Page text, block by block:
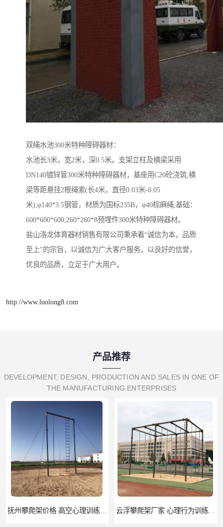
双绳水池300米特种障碍器材：
水池长3米，宽2米，深0.5米。支架立柱及横梁采用
DN140镀锌管300米特种障碍器材，基座用C20砼浇筑;横
梁等距悬挂2根绳索(长4米，直径0.03米-0.05
米);φ140*3.5钢管，材质为国标235B，φ40棕麻绳;基础：
600*600*600;260*260*8预埋件300米特种障碍器材。
盐山洛龙体育器材销售有限公司秉承着“诚信为本，品质
至上”的宗旨，以诚信为广大客户服务。以良好的信誉，
优良的品质，立足于广大用户。
http://www.luolong8.com
产品推荐
DEVELOPMENT, DESIGN, PRODUCTION AND SALES IN ONE OF
THE MANUFACTURING ENTERPRISES
濮阳攀爬架价格 训练攀爬架 批发价格